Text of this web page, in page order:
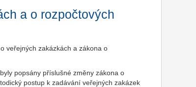
a o rozpočtových
veřejných zakázkách a zákona o
popsány příslušné změny zákona o
postup k zadávání veřejných zakázek